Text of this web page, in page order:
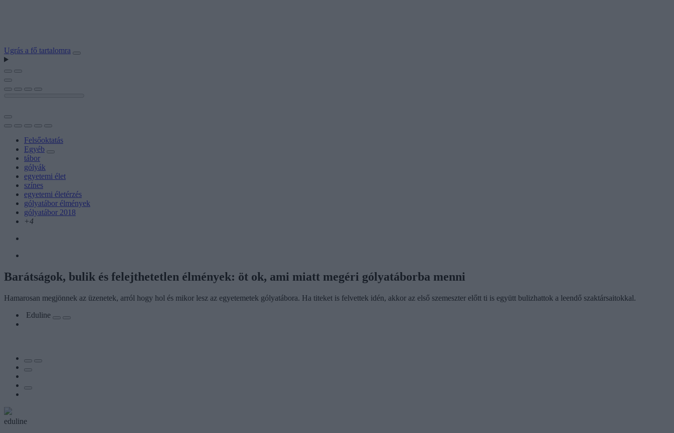
Ugrás a fő tartalomra
Felsőoktatás
Egyéb
tábor
gólyák
egyetemi élet
színes
egyetemi életérzés
gólyatábor élmények
gólyatábor 2018
+4
Barátságok, bulik és felejthetetlen élmények: öt ok, ami miatt megéri gólyatáborba menni
Hamarosan megjönnek az üzenetek, arról hogy hol és mikor lesz az egyetemetek gólyatábora. Ha titeket is felvettek idén, akkor az első szemeszter előtt ti is együtt bulizhattok a leendő szaktársaitokkal.
Eduline
eduline